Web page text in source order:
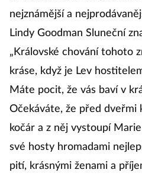
nejznámější a
Lindy Goodman Sluneční
„Královské chování tohoto
kráse, když je Lev
Máte pocit, že vás baví v
Očekáváte, že před dveřmi
kočár a z něj vystoupí
své hosty hromadami
pití, krásnými ženami a